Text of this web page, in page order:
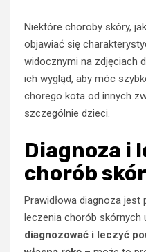
Niektóre choroby skóry,
objawiać się
widocznymi na zdjęciach
ich wygląd, aby móc
chorego kota od innych
szczególnie dzieci.
Diagnoza i
chorób
Prawidłowa diagnoza
leczenia chorób skórnych
diagnozować i leczyć